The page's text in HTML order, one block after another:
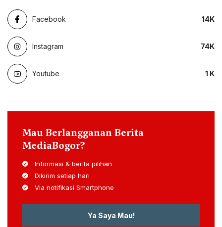
Facebook 14K
Instagram 74K
Youtube 1 K
Mau Berlangganan Berita
MediaBogor?
Informasi & berita pilihan
Dikirim setiap hari
Via notifikasi Smartphone
Ya Saya Mau!